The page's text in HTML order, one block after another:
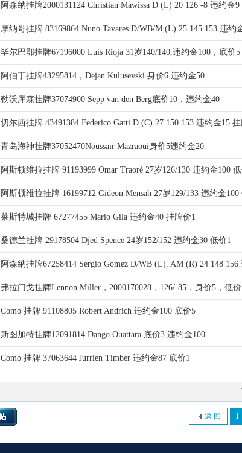
阿森纳挂牌2000131124 Christian Mawissa D (L) 20 126 -8 违约金
摩纳哥挂牌 83169864 Nuno Tavares D/WB/M (L) 25 145 153 违约
毕尔巴鄂挂牌67196000 Luis Rioja 31岁140/140,违约金100，底价5
阿伯丁挂牌43295814，Dejan Kulusevski 身价6 违约金50
勒沃库森挂牌37074900 Sepp van den Berg底价10，违约金40
切尔西挂牌 43491384 Federico Gatti D (C) 27 150 153 违约金15
青岛海神挂牌37052470Noussair Mazraoui身价5违约金20
阿斯顿维拉挂牌 91193999 Omar Traoré 27岁126/130 违约金100
阿斯顿维拉挂牌 16199712 Gideon Mensah 27岁129/133 违约金100
莱斯特城挂牌 67277455 Mario Gila 违约金40 挂牌价1
桑德兰挂牌 29178504 Djed Spence 24岁152/152 违约金30 低价1
阿森纳挂牌67258414 Sergio Gómez D/WB (L), AM (R) 24 148
弗拉门戈挂牌Lennon Miller，2000170028，126/-85，身价5，低
Como 挂牌 91108805 Robert Andrich 违约金100 底价5
斯图加特挂牌12091814 Dango Ouattara 底价3 违约金100
Como 挂牌 37063644 Jurrien Timber 违约金87 底价1
1
返 回